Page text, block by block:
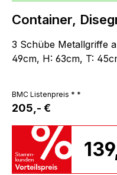
Container,
3 Schübe Metallgriffe
49cm, H: 63cm, T:
BMC Listenpreis * *
205,- €